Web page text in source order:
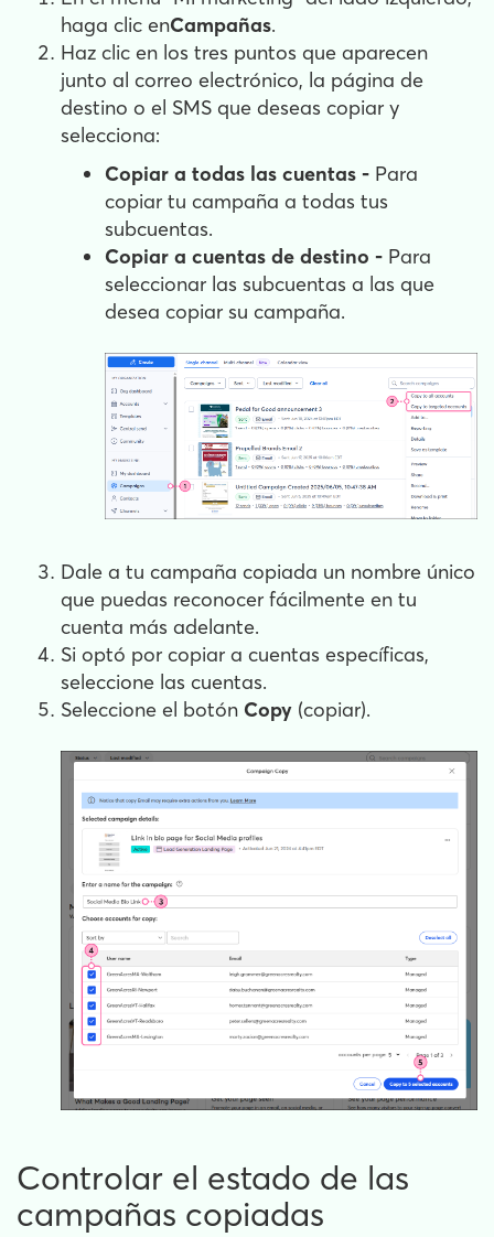
haga clic enCampañas.
Haz clic en los tres puntos que aparecen
junto al correo electrónico, la página de
destino o el SMS que deseas copiar y
selecciona:
Copiar a todas las cuentas - Para
copiar tu campaña a todas tus
subcuentas.
Copiar a cuentas de destino - Para
seleccionar las subcuentas a las que
desea copiar su campaña.
Dale a tu campaña copiada un nombre único
que puedas reconocer fácilmente en tu
cuenta más adelante.
Si optó por copiar a cuentas específicas,
seleccione las cuentas.
Seleccione el botón Copy (copiar).
Controlar el estado de las
campañas copiadas